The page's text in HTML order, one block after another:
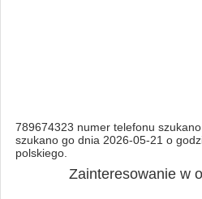
789674323 numer telefonu
szukano go dnia 2026-05-21 o
polskiego.
Zainteresowanie w